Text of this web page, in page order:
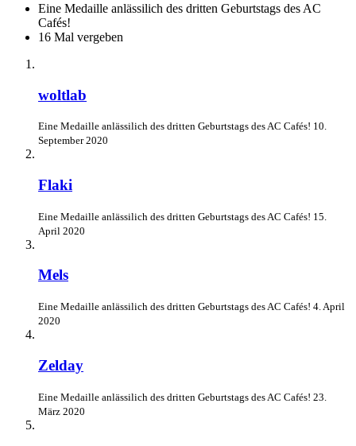
Eine Medaille anlässilich des dritten Geburtstags des AC
Cafés!
16 Mal vergeben
woltlab
Eine Medaille anlässilich des dritten Geburtstags des AC Cafés! 10.
September 2020
Flaki
Eine Medaille anlässilich des dritten Geburtstags des AC Cafés! 15.
April 2020
Mels
Eine Medaille anlässilich des dritten Geburtstags des AC Cafés! 4. April
2020
Zelday
Eine Medaille anlässilich des dritten Geburtstags des AC Cafés! 23.
März 2020